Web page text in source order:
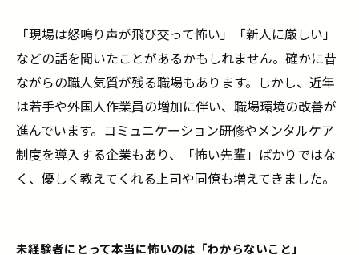
「現場は怒鳴り声が飛び交って怖い」「新人に厳しい」
などの話を聞いたことがあるかもしれません。確かに昔
ながらの職人気質が残る職場もあります。しかし、近年
は若手や外国人作業員の増加に伴い、職場環境の改善が
進んでいます。コミュニケーション研修やメンタルケア
制度を導入する企業もあり、「怖い先輩」ばかりではな
く、優しく教えてくれる上司や同僚も増えてきました。
未経験者にとって本当に怖いのは「わからないこと」